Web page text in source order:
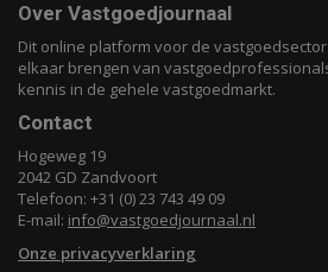
Over Vastgoedjournaal
Dit online platform voor de
elkaar brengen van
kennis in de gehele vastgoedmarkt.
Contact
Hogeweg 19
2042 GD Zandvoort
Telefoon: +31 (0) 23 743 49 09
E-mail: info@vastgoedjournaal.nl
Onze privacyverklaring